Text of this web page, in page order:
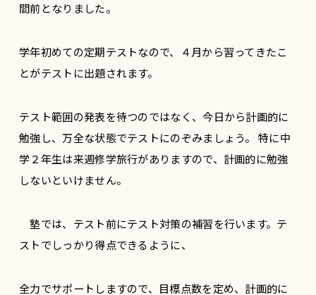
間前となりました。
学年初めての定期テストなので、４月から習ってきたこ
とがテストに出題されます。
テスト範囲の発表を待つのではなく、今日から計画的に
勉強し、万全な状態でテストにのぞみましょう。 特に中
学２年生は来週修学旅行がありますので、計画的に勉強
しないといけません。
塾では、テスト前にテスト対策の補習を行います。テ
ストでしっかり得点できるように、
全力でサポートしますので、目標点数を定め、計画的に